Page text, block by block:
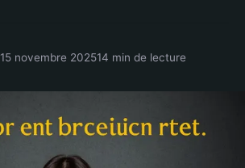
15 novembre 202514 min de lecture